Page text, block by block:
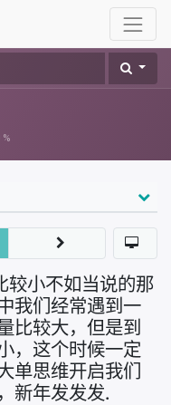
%
较小不如当说的那
我们经常遇到一
比较大，但是到
，这个时候一定
单思维开启我们
新年发发发.